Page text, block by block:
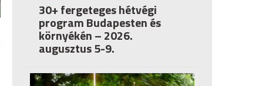
30+ fergeteges hétvégi
program Budapesten és
környékén – 2026.
augusztus 5-9.